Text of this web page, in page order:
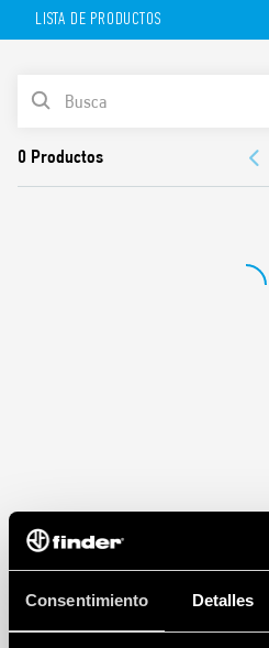
Consentimiento Detalles
Versión con LED disponible.
230 V AC (50/60 Hz)
Corriente nominal: 16A
Montaje en carril DIN de 35
LISTA DE PRODUCTOS
LISTA DE PRODUCTOS
APROBACIONES